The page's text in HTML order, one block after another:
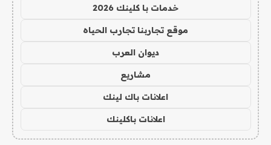
خدمات با كلينك 2026
موقع تجاربنا تجارب الحياه
ديوان العرب
مشاريع
اعلانات باك لينك
اعلانات باكلينك